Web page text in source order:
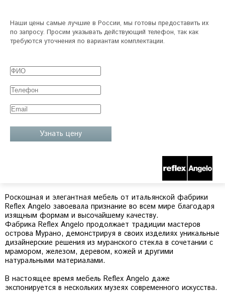
Наши цены самые лучшие в России, мы готовы предоставить их
по запросу. Просим указывать действующий телефон, так как
требуются уточнения по вариантам комплектации.
Узнать цену
Роскошная и элегантная мебель от итальянской фабрики
Reflex Angelo завоевала признание во всем мире благодаря
изящным формам и высочайшему качеству.
Фабрика Reflex Angelo продолжает традиции мастеров
острова Мурано, демонстрируя в своих изделиях уникальные
дизайнерские решения из муранского стекла в сочетании с
мрамором, железом, деревом, кожей и другими
натуральными материалами.
В настоящее время мебель Reflex Angelo даже
экспонируется в нескольких музеях современного искусства.